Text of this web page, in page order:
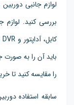
لوازم جانبی
بررسی کنید. لوازم
باید آن را به
را مقایسه کنید تا
سابقه استفاده